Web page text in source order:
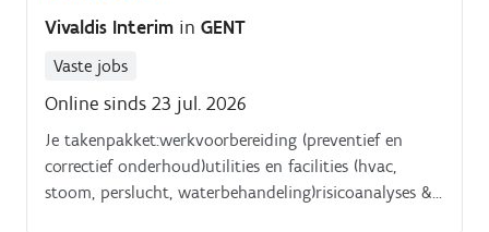
Vivaldis Interim in GENT
Vaste jobs
Online sinds 23 jul. 2026
Je takenpakket:werkvoorbereiding (preventief en
correctief onderhoud)utilities en facilities (hvac,
stoom, perslucht, waterbehandeling)risicoanalyses &